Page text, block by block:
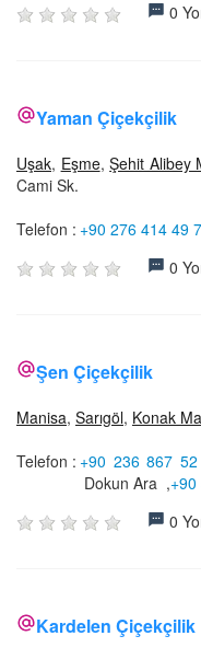
0
Yaman Çiçekçilik
Uşak, Eşme,Şehit Alibey
Cami Sk.
Telefon : +90 276 414 49
0
Şen Çiçekçilik
Manisa, Sarıgöl, Konak
Telefon : +90 236 867
Dokun Ara ,
0
Kardelen Çiçekçilik